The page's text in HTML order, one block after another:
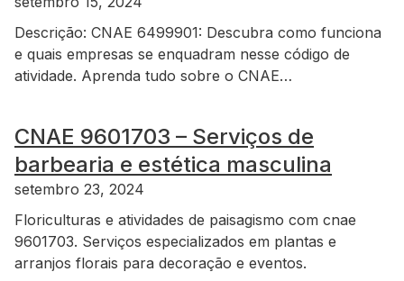
Descrição: CNAE 6499901: Descubra como funciona
e quais empresas se enquadram nesse código de
atividade. Aprenda tudo sobre o CNAE…
CNAE 9601703 – Serviços de
barbearia e estética masculina
setembro 23, 2024
Floriculturas e atividades de paisagismo com cnae
9601703. Serviços especializados em plantas e
arranjos florais para decoração e eventos.